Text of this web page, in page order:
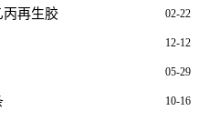
02-22
丙再生胶
12-12
05-29
10-16